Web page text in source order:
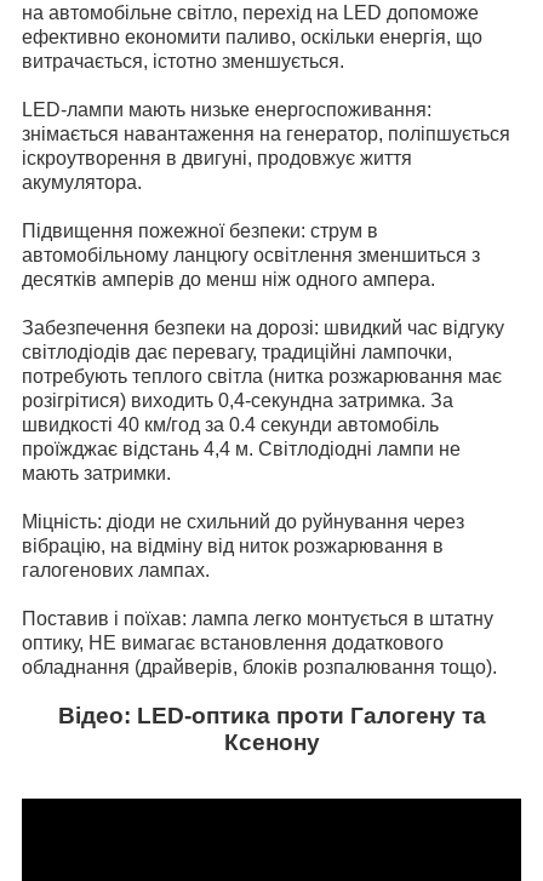
на автомобільне світло, перехід на LED допоможе
ефективно економити паливо, оскільки енергія, що
витрачається, істотно зменшується.
LED-лампи мають низьке енергоспоживання:
знімається навантаження на генератор, поліпшується
іскроутворення в двигуні, продовжує життя
акумулятора.
Підвищення пожежної безпеки: струм в
автомобільному ланцюгу освітлення зменшиться з
десятків амперів до менш ніж одного ампера.
Забезпечення безпеки на дорозі: швидкий час відгуку
світлодіодів дає перевагу, традиційні лампочки,
потребують теплого світла (нитка розжарювання має
розігрітися) виходить 0,4-секундна затримка. За
швидкості 40 км/год за 0.4 секунди автомобіль
проїжджає відстань 4,4 м. Світлодіодні лампи не
мають затримки.
Міцність: діоди не схильний до руйнування через
вібрацію, на відміну від ниток розжарювання в
галогенових лампах.
Поставив і поїхав: лампа легко монтується в штатну
оптику, НЕ вимагає встановлення додаткового
обладнання (драйверів, блоків розпалювання тощо).
Відео: LED-оптика проти Галогену та
Ксенону